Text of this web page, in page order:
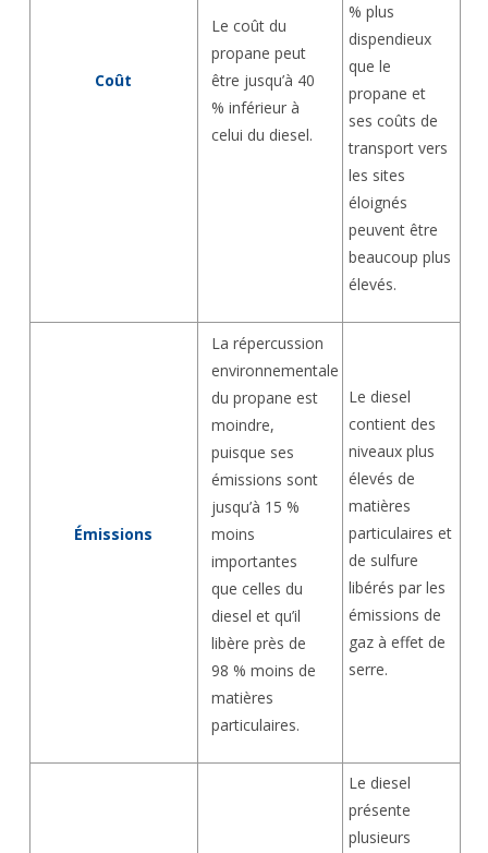
Coût
Le coût du
propane peut
être jusqu’à 40
% inférieur à
celui du diesel.
% plus
dispendieux
que le
propane et
ses coûts de
transport vers
les sites
éloignés
peuvent être
beaucoup plus
élevés.
Émissions
La répercussion
environnementale
du propane est
moindre,
puisque ses
émissions sont
jusqu’à 15 %
moins
importantes
que celles du
diesel et qu’il
libère près de
98 % moins de
matières
particulaires.
Le diesel
contient des
niveaux plus
élevés de
matières
particulaires et
de sulfure
libérés par les
émissions de
gaz à effet de
serre.
Le diesel
présente
plusieurs